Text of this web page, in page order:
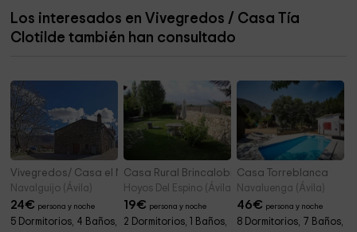
Ayuntamiento de Nava del Barco
Los interesados en Vivegredos / Casa Tía
Clotilde también han consultado
Vivegredos/ Casa el Nogal
Navalguijo (Ávila)
24€ persona y noche
5 Dormitorios, 4 Baños,
Casa Rural Brincalobitos
Hoyos Del Espino (Ávila)
19€ persona y noche
2 Dormitorios, 1 Baños,
Casa Torreblanca
Navaluenga (Ávila)
46€ persona y noche
8 Dormitorios, 7 Baños,